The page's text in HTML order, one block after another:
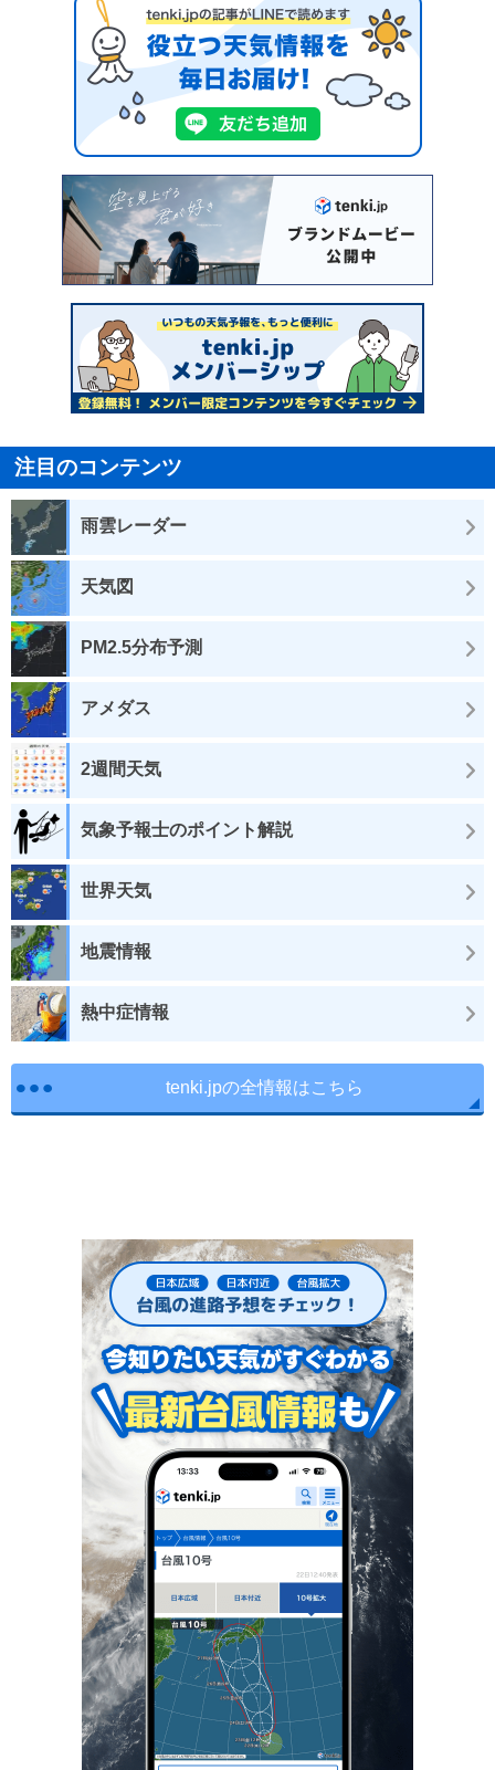
注目のコンテンツ
雨雲レーダー
天気図
PM2.5分布予測
アメダス
2週間天気
気象予報士のポイント解説
世界天気
地震情報
熱中症情報
tenki.jpの全情報はこちら